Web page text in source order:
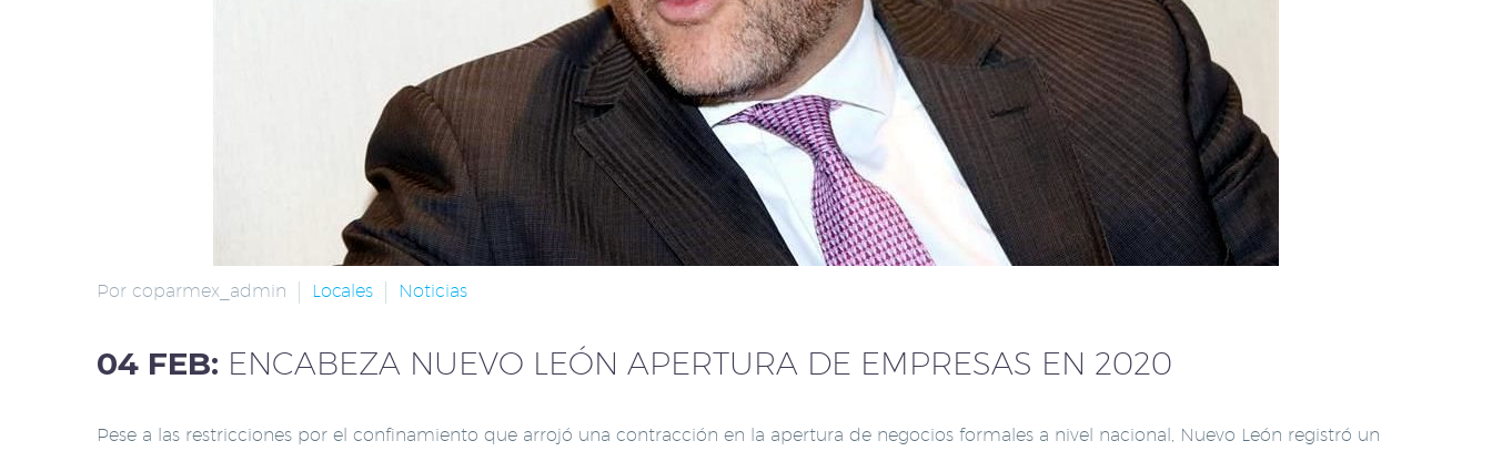
Por coparmex_admin Locales Noticias
04 FEB: ENCABEZA NUEVO LEÓN APERTURA DE EMPRESAS EN 2020
Pese a las restricciones por el confinamiento que arrojó una contracción en la apertura de negocios formales a nivel nacional, Nuevo León registró un